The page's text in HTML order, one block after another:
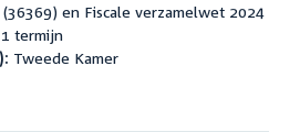
en Fiscale verzamelwet 2024
termijn
Tweede Kamer